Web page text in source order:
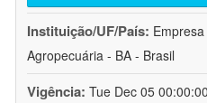
Instituição/UF/País:
Agropecuária - BA - Brasil
Vigência: Tue Dec 05